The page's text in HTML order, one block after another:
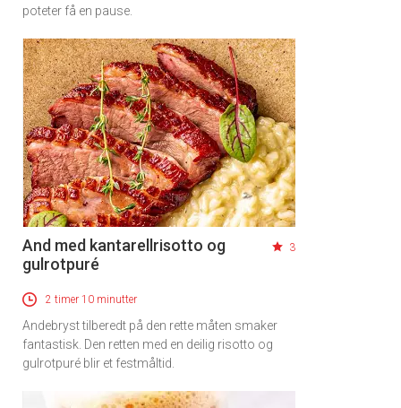
poteter få en pause.
And med kantarellrisotto og
gulrotpuré
3
2 timer 10 minutter
Andebryst tilberedt på den rette måten smaker
fantastisk. Den retten med en deilig risotto og
gulrotpuré blir et festmåltid.